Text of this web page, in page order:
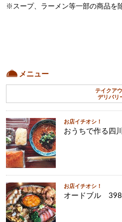
※スープ、ラーメン等一部の商品を
メニュー
テイクア
デリバリ
お店イチオシ！
おうちで作る四
お店イチオシ！
オードブル